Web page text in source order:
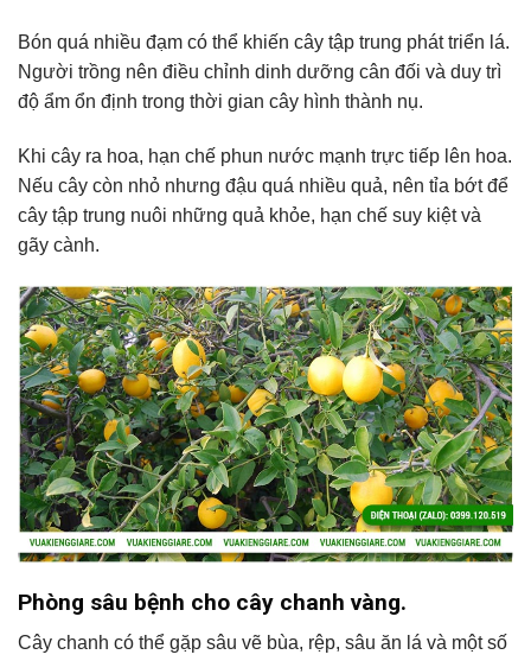
Bón quá nhiều đạm có thể khiến cây tập trung phát triển lá.
Người trồng nên điều chỉnh dinh dưỡng cân đối và duy trì
độ ẩm ổn định trong thời gian cây hình thành nụ.
Khi cây ra hoa, hạn chế phun nước mạnh trực tiếp lên hoa.
Nếu cây còn nhỏ nhưng đậu quá nhiều quả, nên tỉa bớt để
cây tập trung nuôi những quả khỏe, hạn chế suy kiệt và
gãy cành.
Phòng sâu bệnh cho cây chanh vàng.
Cây chanh có thể gặp sâu vẽ bùa, rệp, sâu ăn lá và một số